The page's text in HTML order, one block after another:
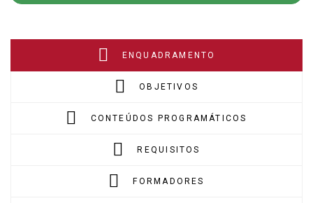
ENQUADRAMENTO
OBJETIVOS
CONTEÚDOS PROGRAMÁTICOS
REQUISITOS
FORMADORES